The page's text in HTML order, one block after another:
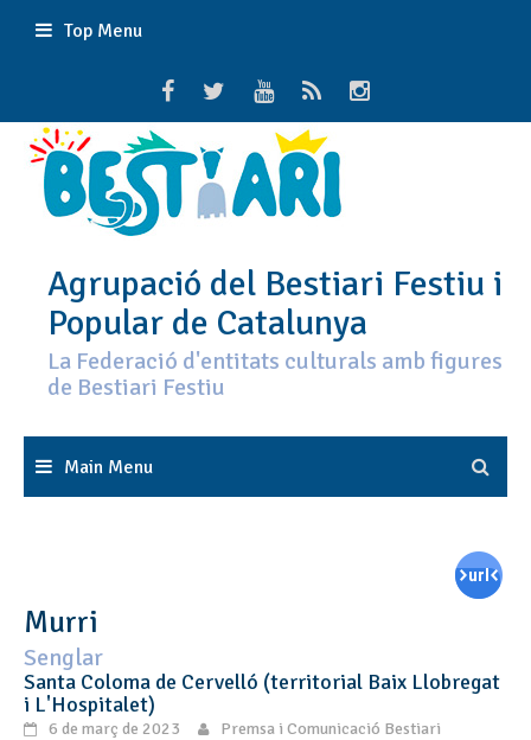
Top Menu
Agrupació del Bestiari Festiu i
Popular de Catalunya
La Federació d'entitats culturals amb figures
de Bestiari Festiu
Main Menu
Murri
Senglar
Santa Coloma de Cervelló (territorial Baix Llobregat
i L'Hospitalet)
6 de març de 2023 Premsa i Comunicació Bestiari